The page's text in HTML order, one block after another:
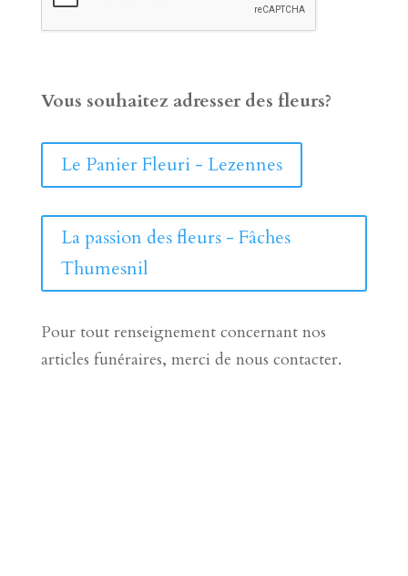
Vous souhaitez adresser des fleurs?
Le Panier Fleuri - Lezennes
La passion des fleurs - Fâches
Thumesnil
Pour tout renseignement concernant nos
articles funéraires, merci de nous contacter.